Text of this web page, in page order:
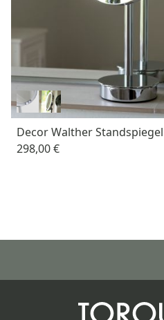
Decor Walther Standspiegel
298,00 €